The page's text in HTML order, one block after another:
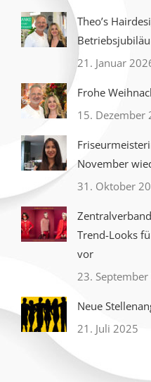
Theo’s
21. Januar
Frohe
15. Dezember
November
31. Oktober
Trend-Looks
vor
23.
Neue
21. Juli 2025